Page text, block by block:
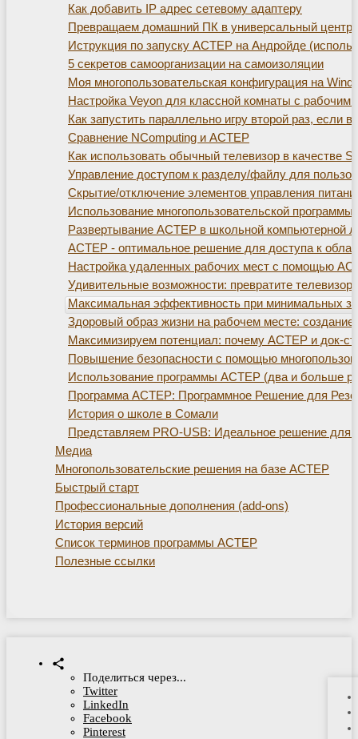
Как добавить IP адрес сетевому адаптеру
Превращаем домашний ПК в универсальный центр
Иструкция по запуску АСТЕР на Андройде
5 секретов самоорганизации на самоизоляции
Моя многопользовательская конфигурация на
Настройка Veyon для классной комнаты с рабочим
Как запустить параллельно игру второй раз, если
Сравнение NComputing и АСТЕР
Как использовать обычный телевизор в качестве
Управление доступом к разделу/файлу для
Скрытие/отключение элементов управления
Использование многопользовательской
Развертывание АСТЕР в школьной компьютерной
АСТЕР - оптимальное решение для доступа к
Настройка удаленных рабочих мест с помощью
Удивительные возможности: превратите
Максимальная эффективность при минимальных
Здоровый образ жизни на рабочем месте: создание
Максимизируем потенциал: почему АСТЕР и док-
Повышение безопасности с помощью
Использование программы АСТЕР (два и больше
Программа АСТЕР: Программное Решение для
История о школе в Сомали
Представляем PRO-USB: Идеальное решение для
Медиа
Многопользовательские решения на базе АСТЕР
Быстрый старт
Профессиональные дополнения (add-ons)
История версий
Список терминов программы АСТЕР
Полезные ссылки
Поделиться через...
Twitter
LinkedIn
Facebook
Pinterest